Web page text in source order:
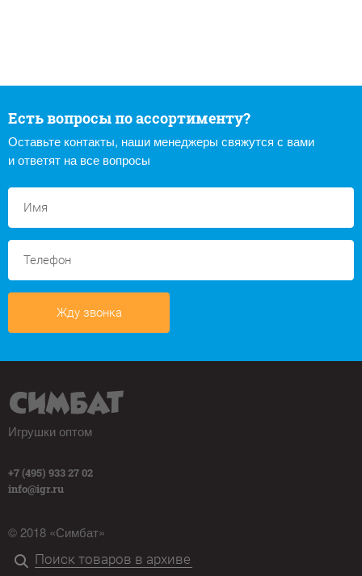
Есть вопросы по ассортименту?
Оставьте контакты, наши менеджеры свяжутся с вами
и ответят на все вопросы
Жду звонка
Игрушки оптом
+7 (495) 933 27 02
info@igr.ru
© 2018 «Симбат»